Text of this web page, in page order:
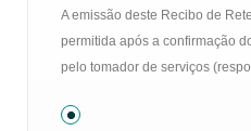
A emissão deste Recibo de
permitida após a confirmação
pelo tomador de serviços